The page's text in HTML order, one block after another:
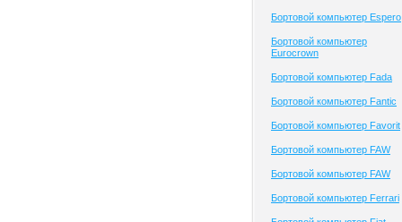
Бортовой компьютер Espero
Бортовой компьютер
Eurocrown
Бортовой компьютер Fada
Бортовой компьютер Fantic
Бортовой компьютер Favorit
Бортовой компьютер FAW
Бортовой компьютер FAW
Бортовой компьютер Ferrari